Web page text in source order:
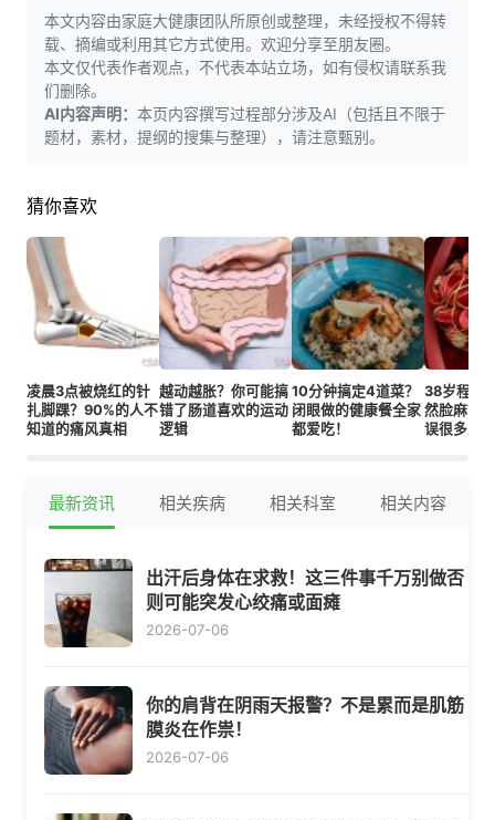
本文内容由家庭大健康团队所原创或整理，未经授权不得转
载、摘编或利用其它方式使用。欢迎分享至朋友圈。
本文仅代表作者观点，不代表本站立场，如有侵权请联系我
们删除。
AI内容声明： 本页内容撰写过程部分涉及AI（包括且不限于
题材，素材，提纲的搜集与整理），请注意甄别。
猜你喜欢
凌晨3点被烧红的针
扎脚踝？90%的人不
知道的痛风真相
越动越胀？你可能搞
错了肠道喜欢的运动
逻辑
10分钟搞定4道菜？
闭眼做的健康餐全家
都爱吃！
38岁程序
然脸麻？
误很多人
最新资讯 相关疾病 相关科室 相关内容
出汗后身体在求救！这三件事千万别做否
则可能突发心绞痛或面瘫
2026-07-06
你的肩背在阴雨天报警？不是累而是肌筋
膜炎在作祟！
2026-07-06